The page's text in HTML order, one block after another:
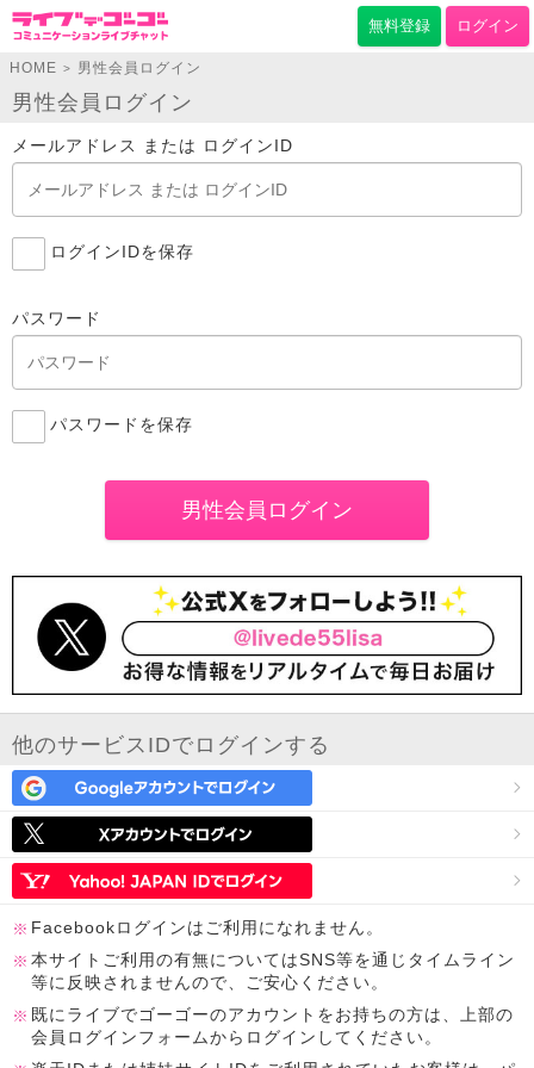
無料登録 ログイン
HOME > 男性会員ログイン
男性会員ログイン
メールアドレス または ログインID
ログインIDを保存
パスワード
パスワードを保存
他のサービスIDでログインする
Facebookログインはご利用になれません。
本サイトご利用の有無についてはSNS等を通じタイムライン
等に反映されませんので、ご安心ください。
既にライブでゴーゴーのアカウントをお持ちの方は、上部の
会員ログインフォームからログインしてください。